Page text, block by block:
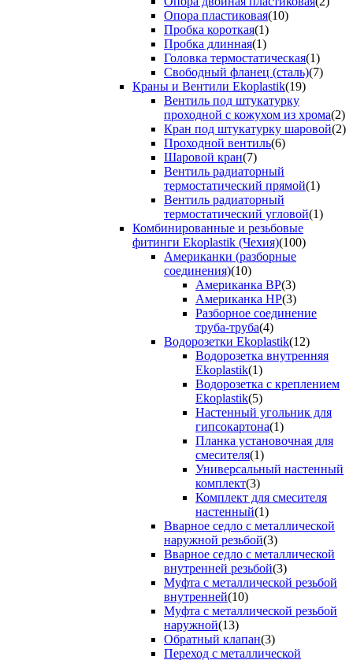
Опора пластиковая(10)
Пробка короткая(1)
Пробка длинная(1)
Головка термостатическая(1)
Свободный фланец (сталь)(7)
Краны и Вентили Ekoplastik(19)
Вентиль под штукатурку
проходной с кожухом из хрома(2)
Кран под штукатурку шаровой(2)
Проходной вентиль(6)
Шаровой кран(7)
Вентиль радиаторный
термостатический прямой(1)
Вентиль радиаторный
термостатический угловой(1)
Комбинированные и резьбовые
фитинги Ekoplastik (Чехия)(100)
Американки (разборные
соединения)(10)
Американка ВР(3)
Американка НР(3)
Разборное соединение
труба-труба(4)
Водорозетки Ekoplastik(12)
Водорозетка внутренняя
Ekoplastik(1)
Водорозетка с креплением
Ekoplastik(5)
Настенный угольник для
гипсокартона(1)
Планка установочная для
смесителя(1)
Универсальный настенный
комплект(3)
Комплект для смесителя
настенный(1)
Вварное седло с металлической
наружной резьбой(3)
Вварное седло с металлической
внутренней резьбой(3)
Муфта с металлической резьбой
внутренней(10)
Муфта с металлической резьбой
наружной(13)
Обратный клапан(3)
Переход с металлической